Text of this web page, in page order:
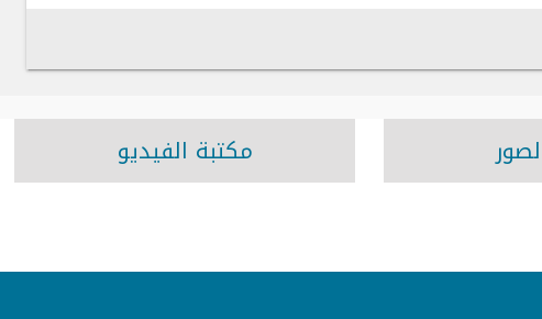
مكتبة الفيديو